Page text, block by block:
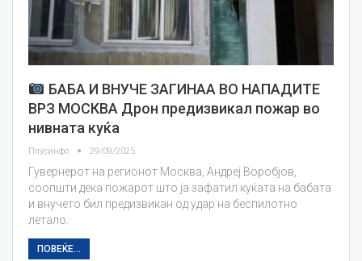
БАБА И ВНУЧЕ ЗАГИНАА ВО НАПАДИТЕ
ВРЗ МОСКВА Дрон предизвикал пожар во
нивната куќа
Плусинфо 29/09/2025
Гувернерот на регионот Москва, Андреј Воробјов,
соопшти дека пожарот што ја зафатил куќата на бабата
и внучето бил предизвикан од удар на беспилотно
летало.
ПОВЕЌЕ...